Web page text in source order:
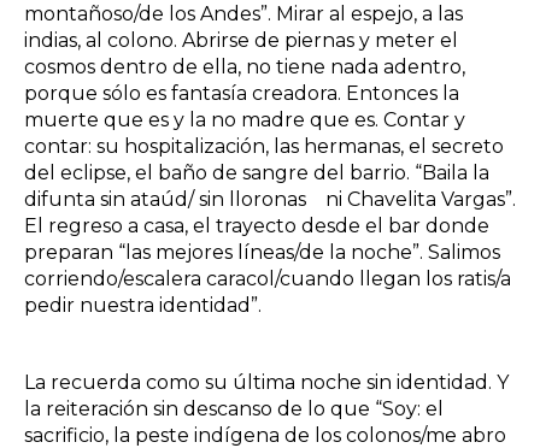
montañoso/de los Andes”. Mirar al espejo, a las
indias, al colono. Abrirse de piernas y meter el
cosmos dentro de ella, no tiene nada adentro,
porque sólo es fantasía creadora. Entonces la
muerte que es y la no madre que es. Contar y
contar: su hospitalización, las hermanas, el secreto
del eclipse, el baño de sangre del barrio. “Baila la
difunta sin ataúd/ sin lloronas ni Chavelita Vargas”.
El regreso a casa, el trayecto desde el bar donde
preparan “las mejores líneas/de la noche”. Salimos
corriendo/escalera caracol/cuando llegan los ratis/a
pedir nuestra identidad”.
La recuerda como su última noche sin identidad. Y
la reiteración sin descanso de lo que “Soy: el
sacrificio, la peste indígena de los colonos/me abro